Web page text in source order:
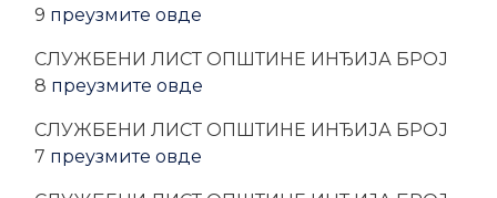
9 преузмите овде
CЛУЖБЕНИ ЛИСТ ОПШТИНЕ ИНЂИЈА БРОЈ
8 преузмите овде
CЛУЖБЕНИ ЛИСТ ОПШТИНЕ ИНЂИЈА БРОЈ
7 преузмите овде